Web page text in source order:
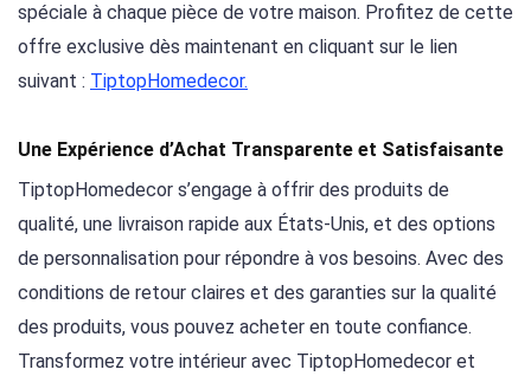
spéciale à chaque pièce de votre maison. Profitez de cette
offre exclusive dès maintenant en cliquant sur le lien
suivant : TiptopHomedecor.
Une Expérience d’Achat Transparente et Satisfaisante
TiptopHomedecor s’engage à offrir des produits de
qualité, une livraison rapide aux États-Unis, et des options
de personnalisation pour répondre à vos besoins. Avec des
conditions de retour claires et des garanties sur la qualité
des produits, vous pouvez acheter en toute confiance.
Transformez votre intérieur avec TiptopHomedecor et